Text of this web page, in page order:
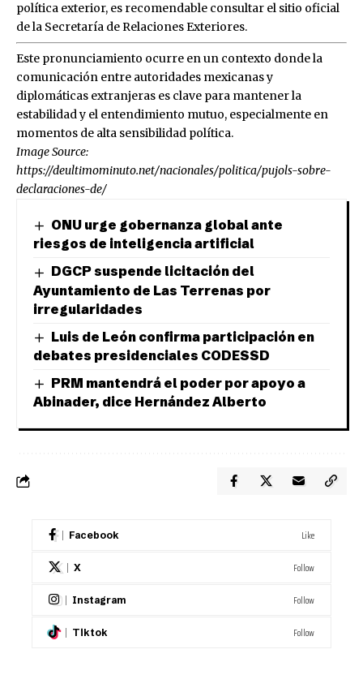
política exterior, es recomendable consultar el sitio oficial
de la Secretaría de Relaciones Exteriores.
Este pronunciamiento ocurre en un contexto donde la
comunicación entre autoridades mexicanas y
diplomáticas extranjeras es clave para mantener la
estabilidad y el entendimiento mutuo, especialmente en
momentos de alta sensibilidad política.
Image Source:
https://deultimominuto.net/nacionales/politica/pujols-sobre-
declaraciones-de/
ONU urge gobernanza global ante
riesgos de inteligencia artificial
DGCP suspende licitación del
Ayuntamiento de Las Terrenas por
irregularidades
Luis de León confirma participación en
debates presidenciales CODESSD
PRM mantendrá el poder por apoyo a
Abinader, dice Hernández Alberto
Facebook Like
X Follow
Instagram Follow
Tiktok Follow